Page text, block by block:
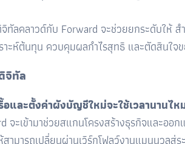
ลคลาวด์กับ Forward จะช่วยยกระดับให้
ห์ต้นทุน ควบคุมผลกำไรสุทธิ และตัดสินใจ
จิทัล
และตั้งค่าผังบัญชีใหม่จะใช้เวลานานไห
จะเข้ามาช่วยสแกนโครงสร้างธุรกิจและ
มารถเปลี่ยนผ่านเวิร์กโฟลว์งานแมนนวลสู่